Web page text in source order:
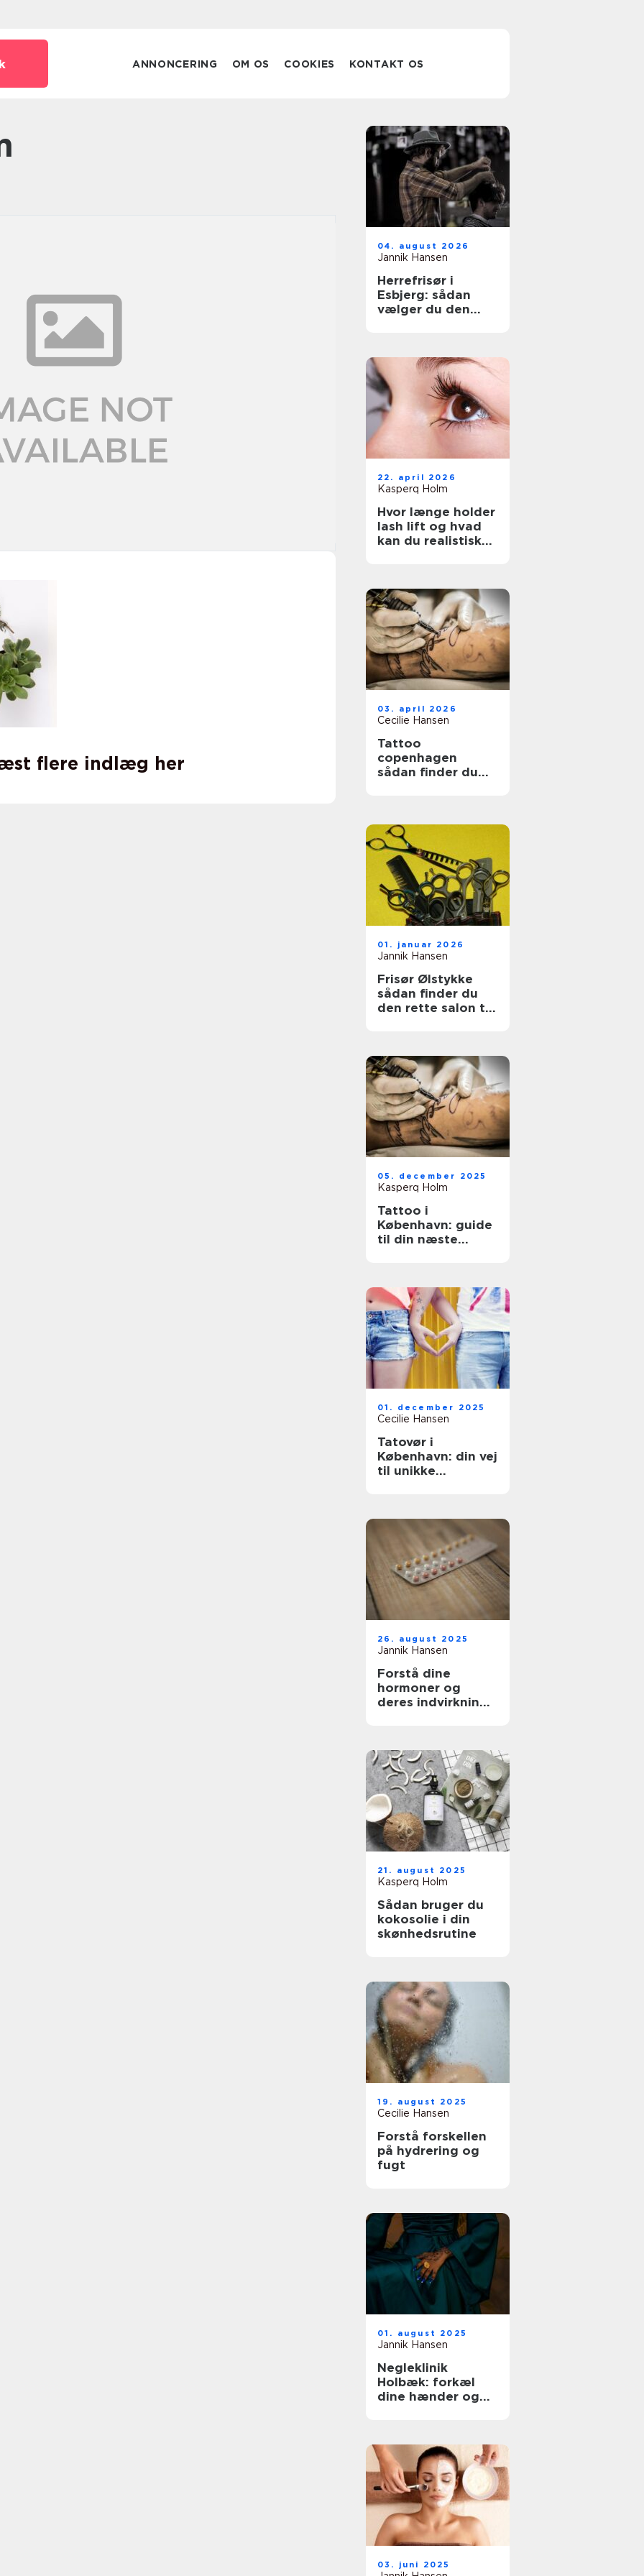
ANNONCERING OM OS COOKIES KONTAKT OS
flere indlæg her
04. august 2026
Jannik Hansen
Herrefrisør i
Esbjerg: sådan
vælger du den
22. april 2026
Kasperq Holm
Hvor længe holder
lash lift og hvad
kan du realistisk
03. april 2026
Cecilie Hansen
Tattoo
copenhagen
sådan finder du
01. januar 2026
Jannik Hansen
Frisør Ølstykke
sådan finder du
den rette salon til
05. december 2025
Kasperq Holm
Tattoo i
København: guide
til din næste
01. december 2025
Cecilie Hansen
Tatovør i
København: din vej
til unikke
26. august 2025
Jannik Hansen
Forstå dine
hormoner og
deres indvirkning
21. august 2025
Kasperq Holm
Sådan bruger du
kokosolie i din
skønhedsrutine
19. august 2025
Cecilie Hansen
Forstå forskellen
på hydrering og
fugt
01. august 2025
Jannik Hansen
Negleklinik
Holbæk: forkæl
dine hænder og
03. juni 2025